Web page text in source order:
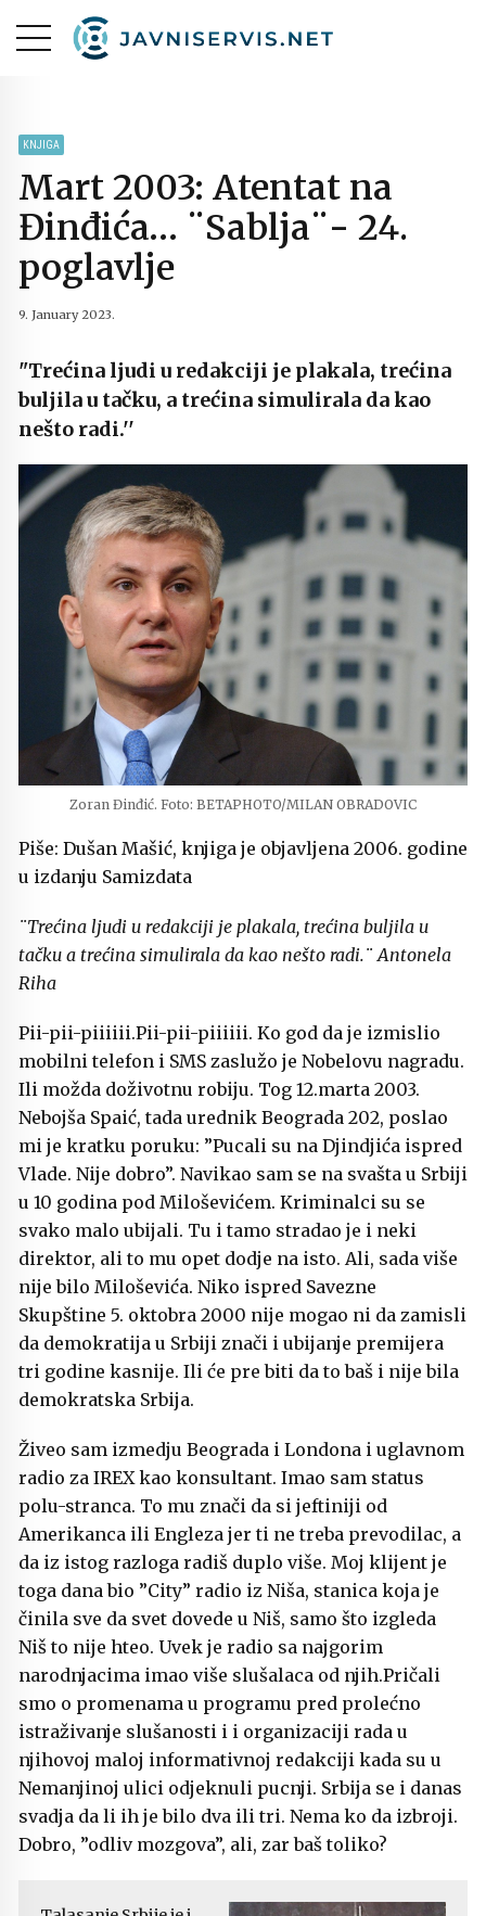
KNJIGA
Mart 2003: Atentat na
Đinđića… ¨Sablja¨- 24.
poglavlje
9. January 2023.
"Trećina ljudi u redakciji je plakala, trećina
buljila u tačku, a trećina simulirala da kao
nešto radi.''
Zoran Đinđić. Foto: BETAPHOTO/MILAN OBRADOVIC
Piše: Dušan Mašić, knjiga je objavljena 2006. godine
u izdanju Samizdata
¨Trećina ljudi u redakciji je plakala, trećina buljila u
tačku a trećina simulirala da kao nešto radi.¨ Antonela
Riha
Pii-pii-piiiiii.Pii-pii-piiiiii. Ko god da je izmislio
mobilni telefon i SMS zaslužo je Nobelovu nagradu.
Ili možda doživotnu robiju. Tog 12.marta 2003.
Nebojša Spaić, tada urednik Beograda 202, poslao
mi je kratku poruku: ”Pucali su na Djindjića ispred
Vlade. Nije dobro”. Navikao sam se na svašta u Srbiji
u 10 godina pod Miloševićem. Kriminalci su se
svako malo ubijali. Tu i tamo stradao je i neki
direktor, ali to mu opet dodje na isto. Ali, sada više
nije bilo Miloševića. Niko ispred Savezne
Skupštine 5. oktobra 2000 nije mogao ni da zamisli
da demokratija u Srbiji znači i ubijanje premijera
tri godine kasnije. Ili će pre biti da to baš i nije bila
demokratska Srbija.
Živeo sam izmedju Beograda i Londona i uglavnom
radio za IREX kao konsultant. Imao sam status
polu-stranca. To mu znači da si jeftiniji od
Amerikanca ili Engleza jer ti ne treba prevodilac, a
da iz istog razloga radiš duplo više. Moj klijent je
toga dana bio ”City” radio iz Niša, stanica koja je
činila sve da svet dovede u Niš, samo što izgleda
Niš to nije hteo. Uvek je radio sa najgorim
narodnjacima imao više slušalaca od njih.Pričali
smo o promenama u programu pred prolećno
istraživanje slušanosti i i organizaciji rada u
njihovoj maloj informativnoj redakciji kada su u
Nemanjinoj ulici odjeknuli pucnji. Srbija se i danas
svadja da li ih je bilo dva ili tri. Nema ko da izbroji.
Dobro, ”odliv mozgova”, ali, zar baš toliko?